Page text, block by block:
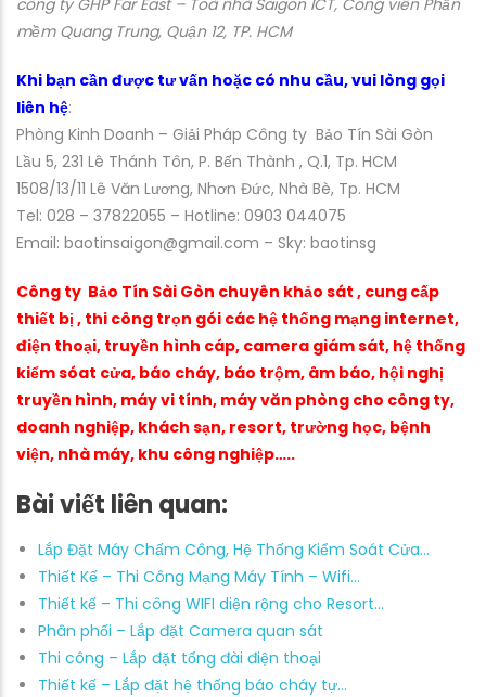
công ty GHP Far East – Toà nhà Saigon ICT, Công viên Phần
mềm Quang Trung, Quận 12, TP. HCM
Khi bạn cần được tư vấn hoặc có nhu cầu, vui lòng gọi
liên hệ:
Phòng Kinh Doanh – Giải Pháp Công ty Bảo Tín Sài Gòn
Lầu 5, 231 Lê Thánh Tôn, P. Bến Thành , Q.1, Tp. HCM
1508/13/11 Lê Văn Lương, Nhơn Đức, Nhà Bè, Tp. HCM
Tel: 028 – 37822055 – Hotline: 0903 044075
Email: baotinsaigon@gmail.com – Sky: baotinsg
Công ty Bảo Tín Sài Gòn chuyên khảo sát , cung cấp
thiết bị , thi công trọn gói các hệ thống mạng internet,
điện thoại, truyền hình cáp, camera giám sát, hệ thống
kiểm sóat cửa, báo cháy, báo trộm, âm báo, hội nghị
truyền hình, máy vi tính, máy văn phòng cho công ty,
doanh nghiệp, khách sạn, resort, trường học, bệnh
viện, nhà máy, khu công nghiệp…..
Bài viết liên quan:
Lắp Đặt Máy Chấm Công, Hệ Thống Kiểm Soát Cửa…
Thiết Kế – Thi Công Mạng Máy Tính – Wifi…
Thiết kế – Thi công WIFI diện rộng cho Resort…
Phân phối – Lắp đặt Camera quan sát
Thi công – Lắp đặt tổng đài điện thoại
Thiết kế – Lắp đặt hệ thống báo cháy tự…